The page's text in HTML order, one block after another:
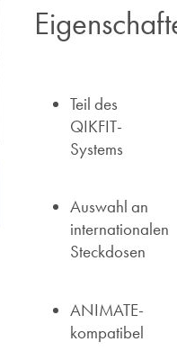
Teil des
QIKFIT-
Systems
Auswahl an
internationalen
Steckdosen
ANIMATE-
kompatibel